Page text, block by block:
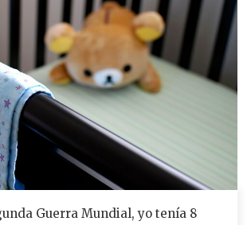
Guerra Mundial, yo tenía 8